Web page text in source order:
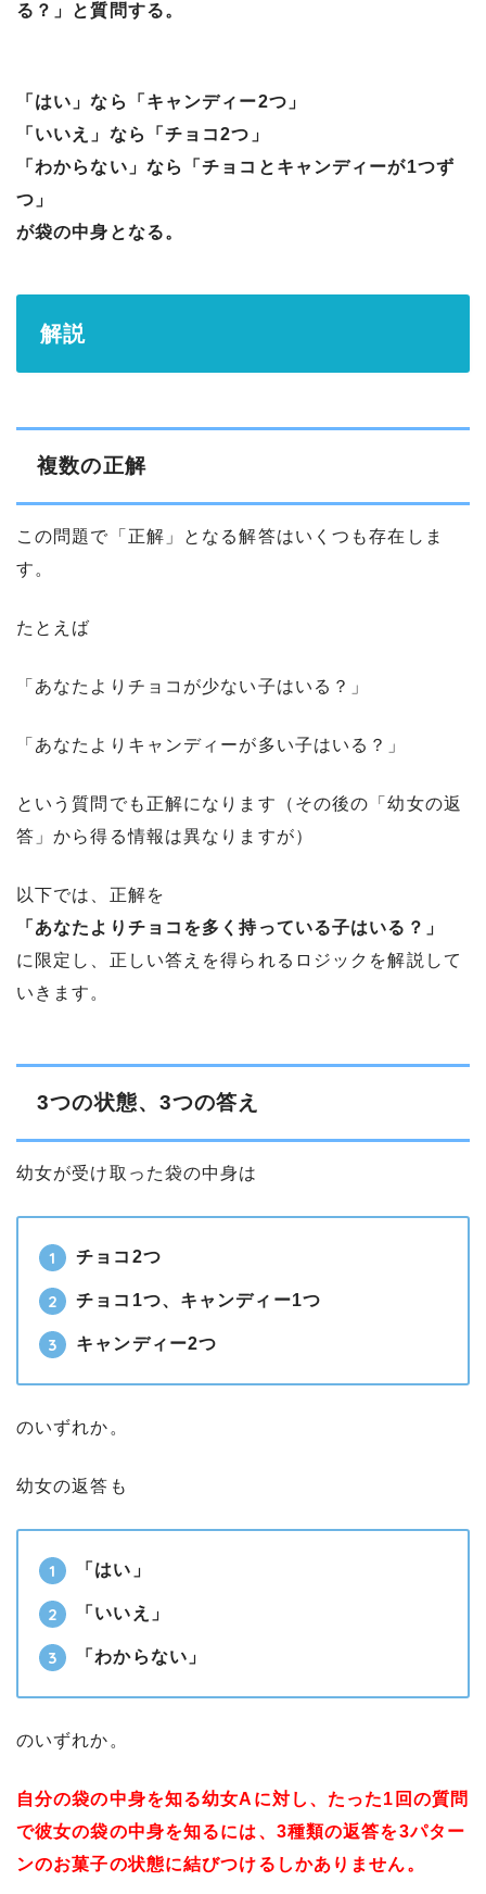
る？」と質問する。
「はい」なら「キャンディー2つ」
「いいえ」なら「チョコ2つ」
「わからない」なら「チョコとキャンディーが1つず
つ」
が袋の中身となる。
解説
複数の正解
この問題で「正解」となる解答はいくつも存在しま
す。
たとえば
「あなたよりチョコが少ない子はいる？」
「あなたよりキャンディーが多い子はいる？」
という質問でも正解になります（その後の「幼女の返
答」から得る情報は異なりますが）
以下では、正解を
「あなたよりチョコを多く持っている子はいる？」
に限定し、正しい答えを得られるロジックを解説して
いきます。
3つの状態、3つの答え
幼女が受け取った袋の中身は
チョコ2つ
チョコ1つ、キャンディー1つ
キャンディー2つ
のいずれか。
幼女の返答も
「はい」
「いいえ」
「わからない」
のいずれか。
自分の袋の中身を知る幼女Aに対し、たった1回の質問
で彼女の袋の中身を知るには、3種類の返答を3パター
ンのお菓子の状態に結びつけるしかありません。